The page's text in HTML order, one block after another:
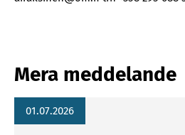
Mera meddelande
01.07.2026